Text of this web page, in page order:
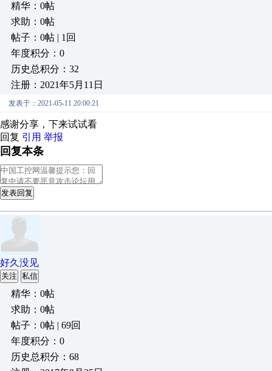
精华：0帖
求助：0帖
帖子：0帖 | 1回
年度积分：0
历史总积分：32
注册：2021年5月11日
发表于：2021-05-11 20:00:21
感谢分享，下来试试看
回复 引用 举报
回复本条
发表回复
好久没见
关注 私信
精华：0帖
求助：0帖
帖子：0帖 | 69回
年度积分：0
历史总积分：68